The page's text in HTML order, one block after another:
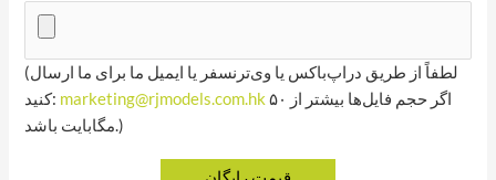
(لطفاً از طریق دراپ‌باکس یا وی‌ترنسفر یا ایمیل ما برای ما ارسال
کنید: marketing@rjmodels.com.hk اگر حجم فایل‌ها بیشتر از ۵۰
مگابایت باشد.)